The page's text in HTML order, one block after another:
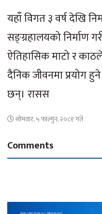
यहाँ विगत ३ वर्ष देखि
सङ्ग्रहालयको निर्माण
ऐतिहासिक माटो र
दैनिक जीवनमा प्रयोग
छन्। रासस
सोमवार, ५ फाल्गुन, २०८१ गते
Comments